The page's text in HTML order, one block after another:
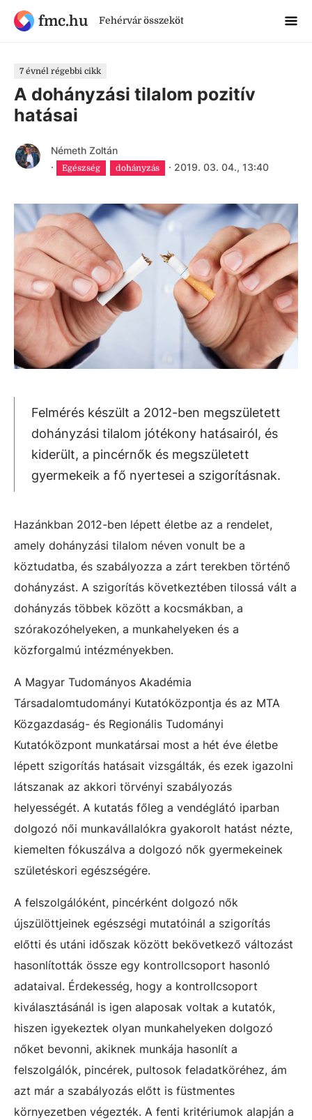
fmc.hu Fehérvár összeköt
7 évnél régebbi cikk
A dohányzási tilalom pozitív
hatásai
Németh Zoltán
·
Egészség dohányzás · 2019. 03. 04., 13:40
Felmérés készült a 2012-ben megszületett
dohányzási tilalom jótékony hatásairól, és
kiderült, a pincérnők és megszületett
gyermekeik a fő nyertesei a szigorításnak.
Hazánkban 2012-ben lépett életbe az a rendelet,
amely dohányzási tilalom néven vonult be a
köztudatba, és szabályozza a zárt terekben történő
dohányzást. A szigorítás következtében tilossá vált a
dohányzás többek között a kocsmákban, a
szórakozóhelyeken, a munkahelyeken és a
közforgalmú intézményekben.
A Magyar Tudományos Akadémia
Társadalomtudományi Kutatóközpontja és az MTA
Közgazdaság- és Regionális Tudományi
Kutatóközpont munkatársai most a hét éve életbe
lépett szigorítás hatásait vizsgálták, és ezek igazolni
látszanak az akkori törvényi szabályozás
helyességét. A kutatás főleg a vendéglátó iparban
dolgozó női munkavállalókra gyakorolt hatást nézte,
kiemelten fókuszálva a dolgozó nők gyermekeinek
születéskori egészségére.
A felszolgálóként, pincérként dolgozó nők
újszülöttjeinek egészségi mutatóinál a szigorítás
előtti és utáni időszak között bekövetkező változást
hasonlították össze egy kontrollcsoport hasonló
adataival. Érdekesség, hogy a kontrollcsoport
kiválasztásánál is igen alaposak voltak a kutatók,
hiszen igyekeztek olyan munkahelyeken dolgozó
nőket bevonni, akiknek munkája hasonlít a
felszolgálók, pincérek, pultosok feladatköréhez, ám
azt már a szabályozás előtt is füstmentes
környezetben végezték. A fenti kritériumok alapján a